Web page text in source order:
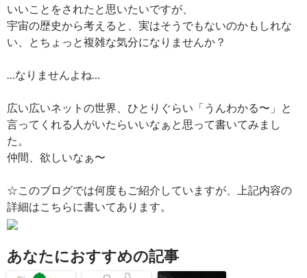
いいことをされたと思いたいですが、
宇宙の歴史から考えると、実はそうでもないのかもしれな
い、とちょっと複雑な気分になりませんか？
…なりませんよね…
広い広いネットの世界、ひとりぐらい「うんわかる〜」と
言ってくれる人がいたらいいなぁと思って書いてみまし
た。
仲間、欲しいなぁ〜
☆このブログでは何度もご紹介していますが、上記内容の
詳細はこちらに書いてあります。
あなたにおすすめの記事